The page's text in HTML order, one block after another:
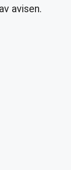
avisen.